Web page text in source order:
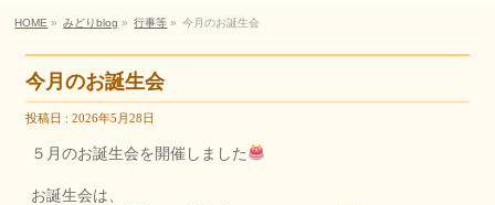
HOME » みどりblog » 行事等 » 今月のお誕生会
今月のお誕生会
投稿日 : 2026年5月28日
５月のお誕生会を開催しました
お誕生会は、